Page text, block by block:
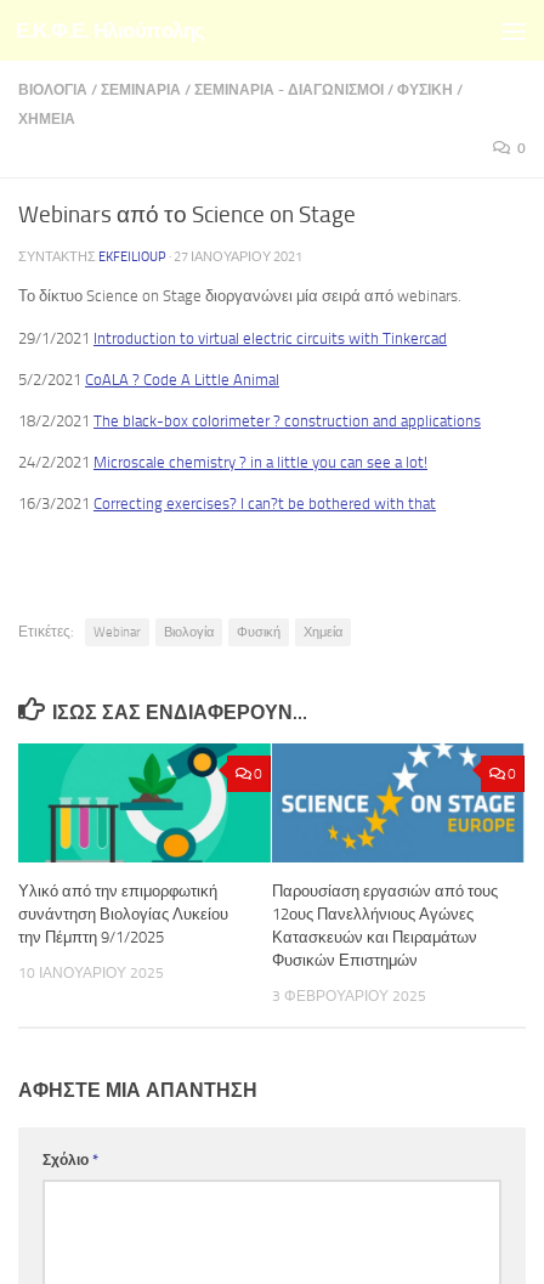
Skip to content
Ε.Κ.Φ.Ε. Ηλιούπολης
ΒΙΟΛΟΓΊΑ / ΣΕΜΙΝΆΡΙΑ / ΣΕΜΙΝΆΡΙΑ - ΔΙΑΓΩΝΙΣΜΟΊ / ΦΥΣΙΚΉ /
ΧΗΜΕΊΑ
0
Webinars από το Science on Stage
ΣΥΝΤΆΚΤΗΣ EKFEILIOUP · 27 ΙΑΝΟΥΑΡΊΟΥ 2021
Το δίκτυο Science on Stage διοργανώνει μία σειρά από webinars.
29/1/2021 Introduction to virtual electric circuits with Tinkercad
5/2/2021 CoALA ? Code A Little Animal
18/2/2021 The black-box colorimeter ? construction and applications
24/2/2021 Microscale chemistry ? in a little you can see a lot!
16/3/2021 Correcting exercises? I can?t be bothered with that
Ετικέτες: Webinar Βιολογία Φυσική Χημεία
ΊΣΩΣ ΣΑΣ ΕΝΔΙΑΦΈΡΟΥΝ…
0
Υλικό από την επιμορφωτική
συνάντηση Βιολογίας Λυκείου
την Πέμπτη 9/1/2025
10 ΙΑΝΟΥΑΡΊΟΥ 2025
0
Παρουσίαση εργασιών από τους
12ους Πανελλήνιους Αγώνες
Κατασκευών και Πειραμάτων
Φυσικών Επιστημών
3 ΦΕΒΡΟΥΑΡΊΟΥ 2025
ΑΦΉΣΤΕ ΜΙΑ ΑΠΆΝΤΗΣΗ
Σχόλιο *